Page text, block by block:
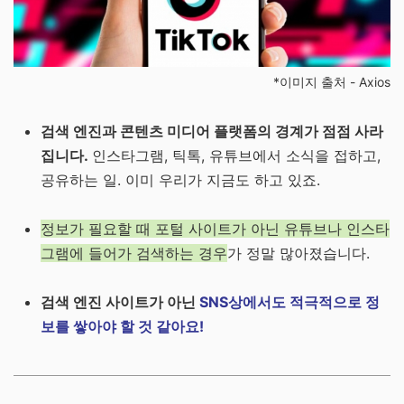
*이미지 출처 - Axios
검색 엔진과 콘텐츠 미디어 플랫폼의 경계가 점점 사라
집니다. 인스타그램, 틱톡, 유튜브에서 소식을 접하고,
공유하는 일. 이미 우리가 지금도 하고 있죠.
정보가 필요할 때 포털 사이트가 아닌 유튜브나 인스타
그램에 들어가 검색하는 경우가 정말 많아졌습니다.
검색 엔진 사이트가 아닌 SNS상에서도 적극적으로 정
보를 쌓아야 할 것 같아요!